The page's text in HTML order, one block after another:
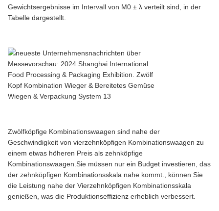
Gewichtsergebnisse im Intervall von M0 ± λ verteilt sind, in der
Tabelle dargestellt.
Zwölfköpfige Kombinationswaagen sind nahe der
Geschwindigkeit von vierzehnköpfigen Kombinationswaagen zu
einem etwas höheren Preis als zehnköpfige
Kombinationswaagen.Sie müssen nur ein Budget investieren, das
der zehnköpfigen Kombinationsskala nahe kommt., können Sie
die Leistung nahe der Vierzehnköpfigen Kombinationsskala
genießen, was die Produktionseffizienz erheblich verbessert.